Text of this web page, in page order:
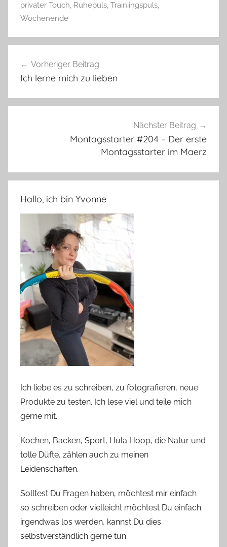
privater Touch, Ruhepuls, Trainiingspuls,
Wochenende
Vorheriger Beitrag
Ich lerne mich zu lieben
Nächster Beitrag
Montagsstarter #204 – Der erste
Montagsstarter im Maerz
Hallo, ich bin Yvonne
Ich liebe es zu schreiben, zu fotografieren, neue
Produkte zu testen. Ich lese viel und teile mich
gerne mit.
Kochen, Backen, Sport, Hula Hoop, die Natur und
tolle Düfte, zählen auch zu meinen
Leidenschaften.
Solltest Du Fragen haben, möchtest mir einfach
so schreiben oder vielleicht möchtest Du einfach
irgendwas los werden, kannst Du dies
selbstverständlich gerne tun.